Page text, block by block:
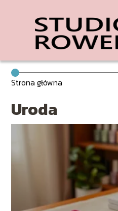
Strona główna
Uroda